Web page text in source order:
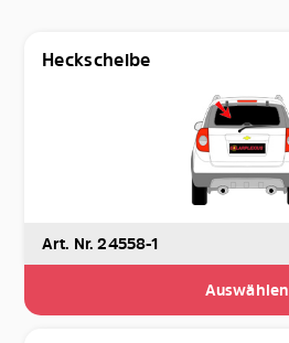
Heckscheibe
Art. Nr. 24558-1
Auswählen